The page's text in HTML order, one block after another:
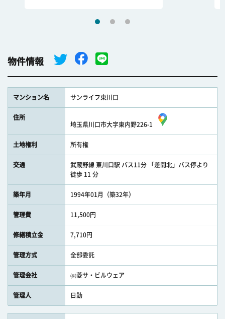
物件情報
マンション名 サンライフ東川口
住所
埼玉県川口市大字東内野226-1
土地権利 所有権
交通
武蔵野線 東川口駅 バス11分 「差間北」バス停より
徒歩 11 分
築年月 1994年01月（築32年）
管理費 11,500円
修繕積立金 7,710円
管理方式 全部委託
管理会社 ㈱菱サ・ビルウェア
管理人 日勤